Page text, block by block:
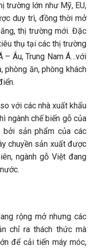
trường lớn như Mỹ, EU,
duy trì, đồng thời mở
thị trường mới. Đặc
thụ tại các thị trường
– Âu, Trung Nam Á…với
phòng ăn, phòng khách
với các nhà xuất khẩu
ngành chế biến gỗ của
bởi sản phẩm của các
chuyền sản xuất được
ngành gỗ Việt đang
rộng mở nhưng các
chỉ ra thách thức mà
để cải tiến máy móc,